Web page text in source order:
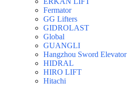
Fermator
GG Lifters
GIDROLAST
Global
GUANGLI
Hangzhou Sword Elevator
HIDRAL
HIRO LIFT
Hitachi